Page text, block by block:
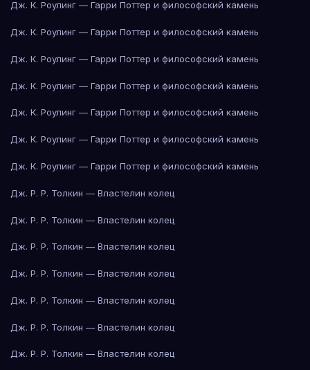
Дж. К. Роулинг — Гарри Поттер и философский камень
Дж. К. Роулинг — Гарри Поттер и философский камень
Дж. К. Роулинг — Гарри Поттер и философский камень
Дж. К. Роулинг — Гарри Поттер и философский камень
Дж. К. Роулинг — Гарри Поттер и философский камень
Дж. К. Роулинг — Гарри Поттер и философский камень
Дж. К. Роулинг — Гарри Поттер и философский камень
Дж. Р. Р. Толкин — Властелин колец
Дж. Р. Р. Толкин — Властелин колец
Дж. Р. Р. Толкин — Властелин колец
Дж. Р. Р. Толкин — Властелин колец
Дж. Р. Р. Толкин — Властелин колец
Дж. Р. Р. Толкин — Властелин колец
Дж. Р. Р. Толкин — Властелин колец